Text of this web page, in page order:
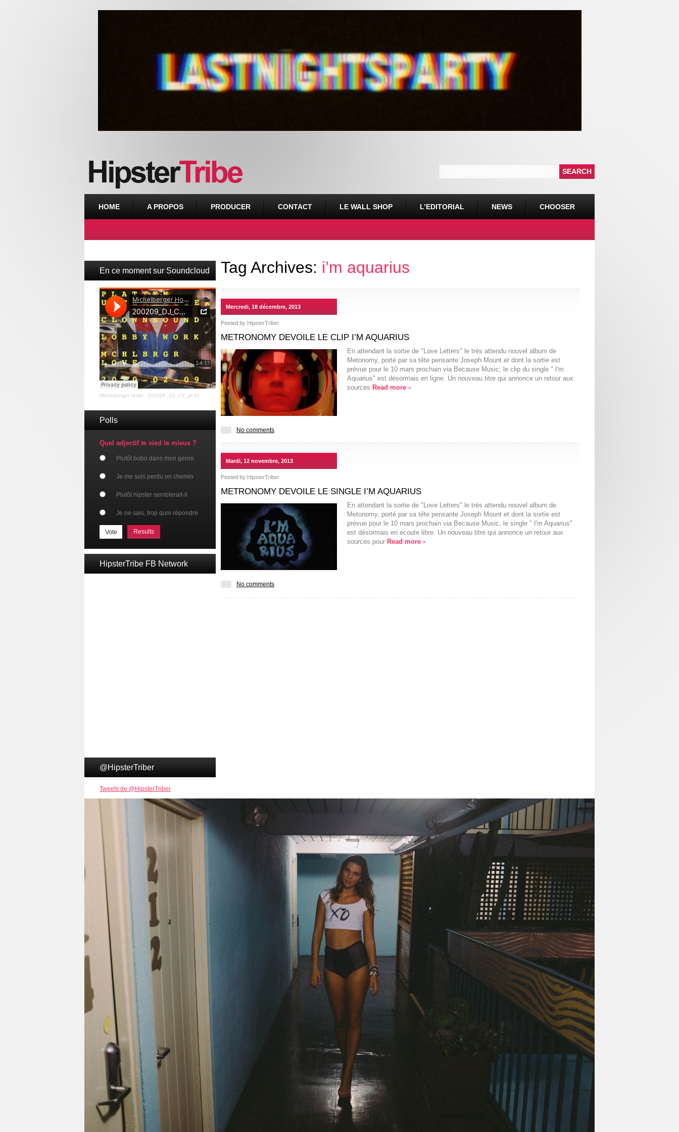
HOME A PROPOS PRODUCER CONTACT LE WALL SHOP L’EDITORIAL NEWS CHOOSER
En ce moment sur Soundcloud
Michelberger Hotel · 200209_DJ_CS_pt.01
Polls
Quel adjectif te sied le mieux ?
Plutôt bobo dans mon genre
Je me suis perdu en chemin
Plutôt hipster semblerait-il
Je ne sais, trop quoi répondre
Results
HipsterTribe FB Network
@HipsterTriber
Tweets de @HipsterTriber
Tag Archives: i’m aquarius
Mercredi, 18 décembre, 2013
Posted by HipsterTriber
METRONOMY DEVOILE LE CLIP I’M AQUARIUS
En attendant la sortie de "Love Letters" le très attendu nouvel album de
Metonomy, porté par sa tête pensante Joseph Mount et dont la sortie est
prévue pour le 10 mars prochain via Because Music, le clip du single " I'm
Aquarius" est désormais en ligne. Un nouveau titre qui annonce un retour aux
sources Read more >
No comments
Mardi, 12 novembre, 2013
Posted by HipsterTriber
METRONOMY DEVOILE LE SINGLE I’M AQUARIUS
En attendant la sortie de "Love Letters" le très attendu nouvel album de
Metonomy, porté par sa tête pensante Joseph Mount et dont la sortie est
prévue pour le 10 mars prochain via Because Music, le single " I'm Aquarius"
est désormais en écoute libre. Un nouveau titre qui annonce un retour aux
sources pour Read more >
No comments